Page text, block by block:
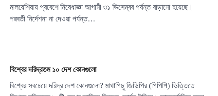
মালয়েশিয়ায় প্রবেশে নিষেধাজ্ঞা আগামী ৩১ ডিসেম্বর পর্যন্ত বাড়ানো হয়েছে।
পরবর্তী নির্দেশনা না দেওয়া পর্যন্ত…
বিশ্বের দরিদ্রতম ১০ দেশ কোনগুলো
বিশ্বের সবচেয়ে দরিদ্র দেশ কোনগুলো? মাথাপিছু জিডিপির (পিপিপি) ভিত্তিতে